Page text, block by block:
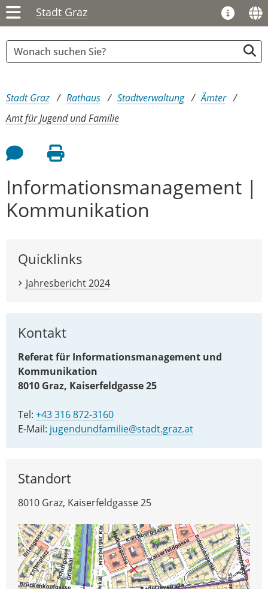
Stadt Graz
Sie sind hier:
Stadt Graz Rathaus Stadtverwaltung
Ämter
Amt für Jugend und Familie
Feedback an Autor
Seite drucken
Informationsmanagement |
Kommunikation
Quicklinks
Jahresbericht 2024
Kontakt
Referat für Informationsmanagement und
Kommunikation
8010 Graz, Kaiserfeldgasse 25
Tel: +43 316 872-3160
E-Mail: jugendundfamilie@stadt.graz.at
Standort
8010 Graz, Kaiserfeldgasse 25